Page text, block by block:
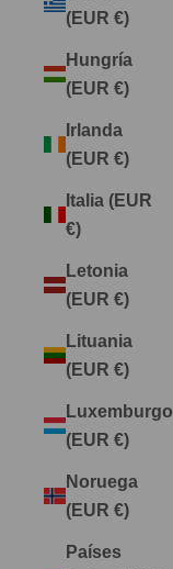
(EUR €)
Hungría
(EUR €)
Irlanda
(EUR €)
Italia (EUR
€)
Letonia
(EUR €)
Lituania
(EUR €)
Luxemburgo
(EUR €)
Noruega
(EUR €)
Países